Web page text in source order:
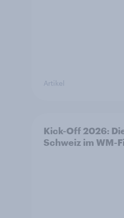
Artikel
Kick-Off 2026:
Schweiz im WM-